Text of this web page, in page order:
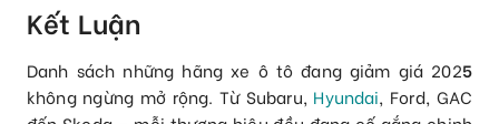
Kết Luận
Danh sách những hãng xe ô tô đang giảm giá 2025
không ngừng mở rộng. Từ Subaru, Hyundai, Ford, GAC